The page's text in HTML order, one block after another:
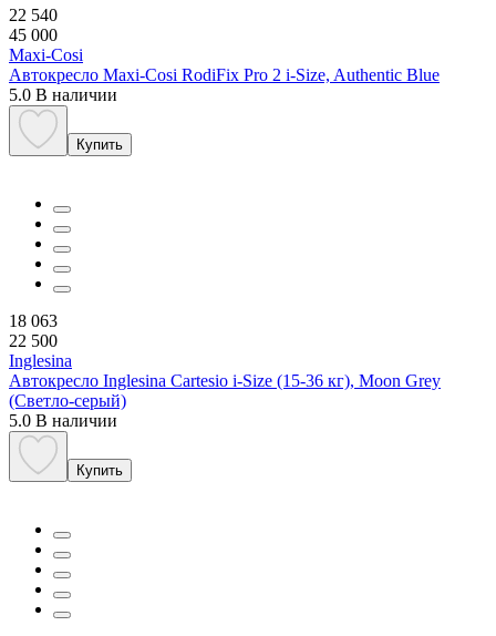
22 540
45 000
Maxi-Cosi
Автокресло Maxi-Cosi RodiFix Pro 2 i-Size, Authentic Blue
5.0 В наличии
Купить
18 063
22 500
Inglesina
Автокресло Inglesina Cartesio i-Size (15-36 кг), Moon Grey
(Светло-серый)
5.0 В наличии
Купить